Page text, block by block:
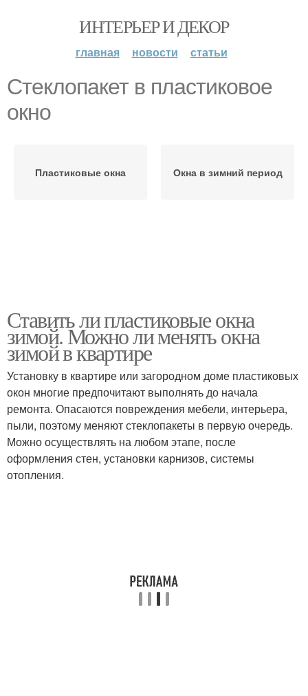
ИНТЕРЬЕР И ДЕКОР
главная новости статьи
Стеклопакет в пластиковое
окно
Пластиковые окна Окна в зимний период
Ставить ли пластиковые окна
зимой. Можно ли менять окна
зимой в квартире
Установку в квартире или загородном доме пластиковых
окон многие предпочитают выполнять до начала
ремонта. Опасаются повреждения мебели, интерьера,
пыли, поэтому меняют стеклопакеты в первую очередь.
Можно осуществлять на любом этапе, после
оформления стен, установки карнизов, системы
отопления.